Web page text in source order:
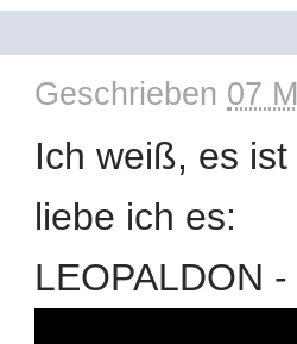
Geschrieben 07
Ich weiß, es
liebe ich es:
LEOPALDON